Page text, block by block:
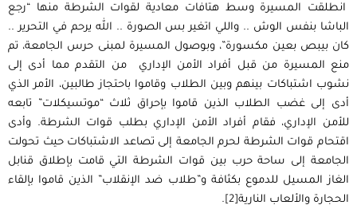
انطلقت المسيرة وسط هتافات معادية لقوات الشرطة منها “رجع
الباشا بنفس الوش .. واللي اتغير بس الصورة .. الله يرحم في التحرير ..
كان بيبص بعين مكسورة”، وبوصول المسيرة لمبنى حرس الجامعة، تم
منع المسيرة من قبل أفراد الأمن الإداري من التقدم مما أدى إلى
نشوب اشتباكات بينهم وبين الطلاب وقاموا باحتجاز طالبين، الأمر الذي
أدى إلى غضب الطلاب الذين قاموا بإحراق ثلاث “موتسيكلات” تابعه
للأمن الإداري، فقام أفراد الأمن الإداري بطلب قوات الشرطة. وأدى
اقتحام قوات الشرطة لحرم الجامعة إلى تصاعد الاشتباكات حيث تحولت
الجامعة إلى ساحة حرب بين قوات الشرطة التي قامت بإطلاق قنابل
الغاز المسيل للدموع بكثافة و”طلاب ضد الإنقلاب” الذين قاموا بإلقاء
الحجارة والألعاب النارية[2]
.